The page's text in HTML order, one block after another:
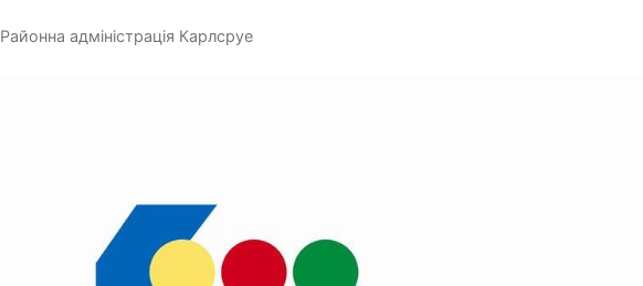
Район­на адмі­ні­стра­ція Карлсруе